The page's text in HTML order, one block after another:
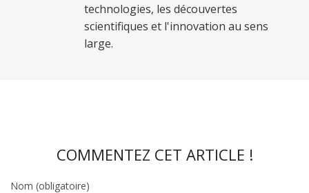
technologies, les découvertes
scientifiques et l'innovation au sens
large.
COMMENTEZ CET ARTICLE !
Nom (obligatoire)